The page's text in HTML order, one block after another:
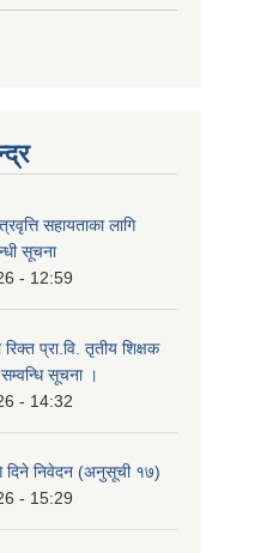
सहायताका लागि
सूचना
- 12:59
रिक्त प्रा.वि. तृतीय शिक्षक
सूचना ।
- 14:32
दिने निवेदन (अनुसूची १७)
- 15:29